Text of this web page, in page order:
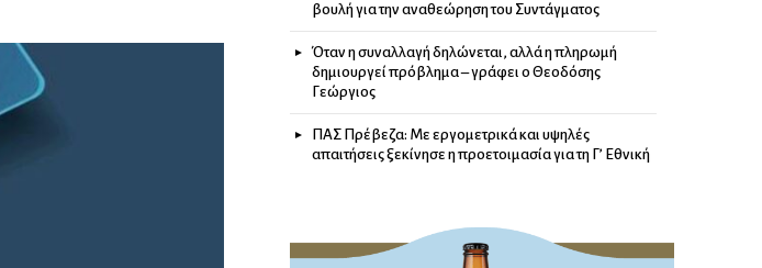
βουλή για την αναθεώρηση του Συντάγματος
Όταν η συναλλαγή δηλώνεται, αλλά η πληρωμή
δημιουργεί πρόβλημα – γράφει ο Θεοδόσης
Γεώργιος
ΠΑΣ Πρέβεζα: Με εργομετρικά και υψηλές
απαιτήσεις ξεκίνησε η προετοιμασία για τη Γ’ Εθνική